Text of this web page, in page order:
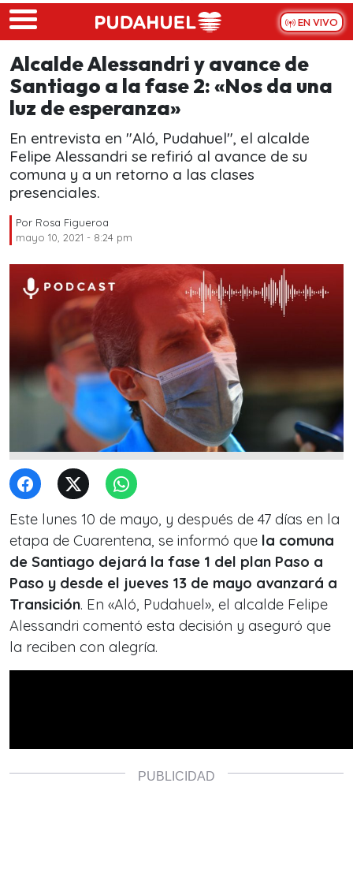
Skip to main content
EN VIVO
Alcalde Alessandri y avance de
Santiago a la fase 2: «Nos da una
luz de esperanza»
En entrevista en "Aló, Pudahuel", el alcalde
Felipe Alessandri se refirió al avance de su
comuna y a un retorno a las clases
presenciales.
Por Rosa Figueroa
mayo 10, 2021 - 8:24 pm
Este lunes 10 de mayo, y después de 47 días en la
etapa de Cuarentena, se informó que la comuna
de Santiago dejará la fase 1 del plan Paso a
Paso y desde el jueves 13 de mayo avanzará a
Transición. En «Aló, Pudahuel», el alcalde Felipe
Alessandri comentó esta decisión y aseguró que
la reciben con alegría.